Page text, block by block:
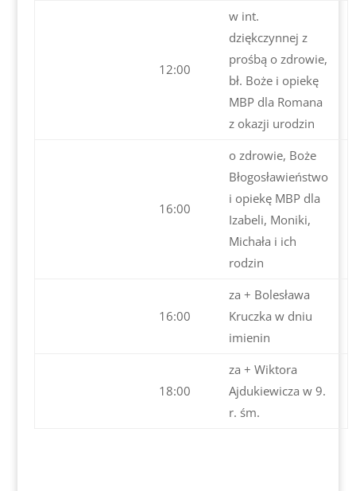
12:00
w int.
dziękczynnej z
prośbą o zdrowie,
bł. Boże i opiekę
MBP dla Romana
z okazji urodzin
16:00
o zdrowie, Boże
Błogosławieństwo
i opiekę MBP dla
Izabeli, Moniki,
Michała i ich
rodzin
16:00
za + Bolesława
Kruczka w dniu
imienin
18:00
za + Wiktora
Ajdukiewicza w 9.
r. śm.